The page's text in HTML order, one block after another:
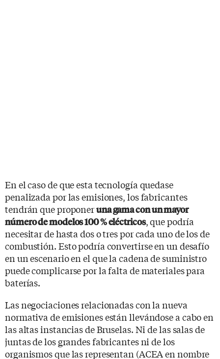
En el caso de que esta tecnología quedase
penalizada por las emisiones, los fabricantes
tendrán que proponeruna gama con un mayor
número de modelos 100 % eléctricos, que podría
necesitar de hasta dos o tres por cada uno de los de
combustión. Esto podría convertirse en un desafío
en un escenario en el que la cadena de suministro
puede complicarse por la falta de materiales para
baterías.
Las negociaciones relacionadas con la nueva
normativa de emisiones están llevándose a cabo en
las altas instancias de Bruselas. Ni de las salas de
juntas de los grandes fabricantes ni de los
organismos que las representan (ACEA en nombre